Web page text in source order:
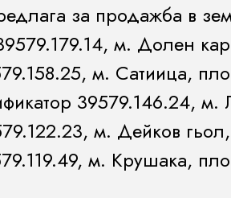
за продажба в
м. Долен
м. Сатиица,
39579.146.24,
м. Дейков
м. Крушака,